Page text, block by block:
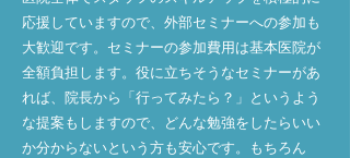
応援していますので、外部セミナーへの参加も
大歓迎です。セミナーの参加費用は基本医院が
全額負担します。 役に立ちそうなセミナーがあ
れば、院長から「行ってみたら？」というよう
な提案もしますので、どんな勉強をしたらいい
か分からないという方も安心です。もちろん